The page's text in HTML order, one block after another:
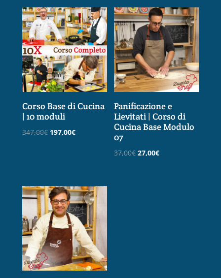
Corso Base di Cucina
| 10 moduli
347,00€ Il
197,00€Il
Panificazione e
Lievitati | Corso di
Cucina Base Modulo
07
37,00€ Il
27,00€Il